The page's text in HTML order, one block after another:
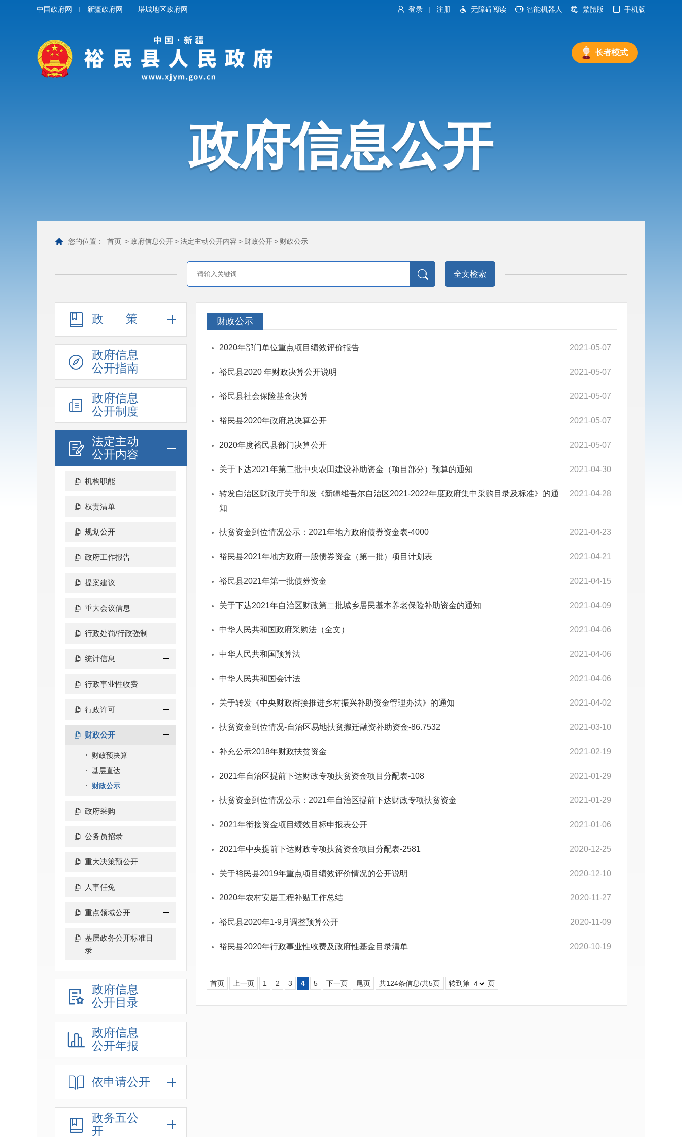
登录 注册 无障碍阅读 智能机器人 繁體版 手机版
中国政府网 新疆政府网 塔城地区政府网
长者模式
政府信息公开
您的位置： 首页 >政府信息公开>法定主动公开内容 > 财政公开> 财政公示
全文检索
政策
政府信息
公开指南
政府信息
公开制度
法定主动
公开内容
机构职能
权责清单
规划公开
政府工作报告
提案建议
重大会议信息
行政处罚/行政强制
统计信息
行政事业性收费
行政许可
财政公开
财政预决算
基层直达
财政公示
政府采购
公务员招录
重大决策预公开
人事任免
重点领域公开
基层政务公开标准目
录
政府信息
公开目录
政府信息
公开年报
依申请公开
政务五公
开
财政公示
2021-05-07
2020年部门单位重点项目绩效评价报告
2021-05-07
裕民县2020 年财政决算公开说明
2021-05-07
裕民县社会保险基金决算
2021-05-07
裕民县2020年政府总决算公开
2021-05-07
2020年度裕民县部门决算公开
2021-04-30
关于下达2021年第二批中央农田建设补助资金（项目部分）预算的通知
2021-04-28
转发自治区财政厅关于印发《新疆维吾尔自治区2021-2022年度政府集中采购目录及标准》的通
知
2021-04-23
扶贫资金到位情况公示：2021年地方政府债券资金表-4000
2021-04-21
裕民县2021年地方政府一般债券资金（第一批）项目计划表
2021-04-15
裕民县2021年第一批债券资金
2021-04-09
关于下达2021年自治区财政第二批城乡居民基本养老保险补助资金的通知
2021-04-06
中华人民共和国政府采购法（全文）
2021-04-06
中华人民共和国预算法
2021-04-06
中华人民共和国会计法
2021-04-02
关于转发《中央财政衔接推进乡村振兴补助资金管理办法》的通知
2021-03-10
扶贫资金到位情况-自治区易地扶贫搬迁融资补助资金-86.7532
2021-02-19
补充公示2018年财政扶贫资金
2021-01-29
2021年自治区提前下达财政专项扶贫资金项目分配表-108
2021-01-29
扶贫资金到位情况公示：2021年自治区提前下达财政专项扶贫资金
2021-01-06
2021年衔接资金项目绩效目标申报表公开
2020-12-25
2021年中央提前下达财政专项扶贫资金项目分配表-2581
2020-12-10
关于裕民县2019年重点项目绩效评价情况的公开说明
2020-11-27
2020年农村安居工程补贴工作总结
2020-11-09
裕民县2020年1-9月调整预算公开
2020-10-19
裕民县2020年行政事业性收费及政府性基金目录清单
首页 上一页 1 2 3 4 5 下一页 尾页 共124条信息/共5页 转到第 页